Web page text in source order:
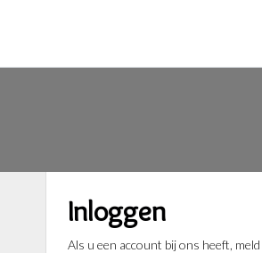
Inloggen
Als u een account bij ons heeft, meld